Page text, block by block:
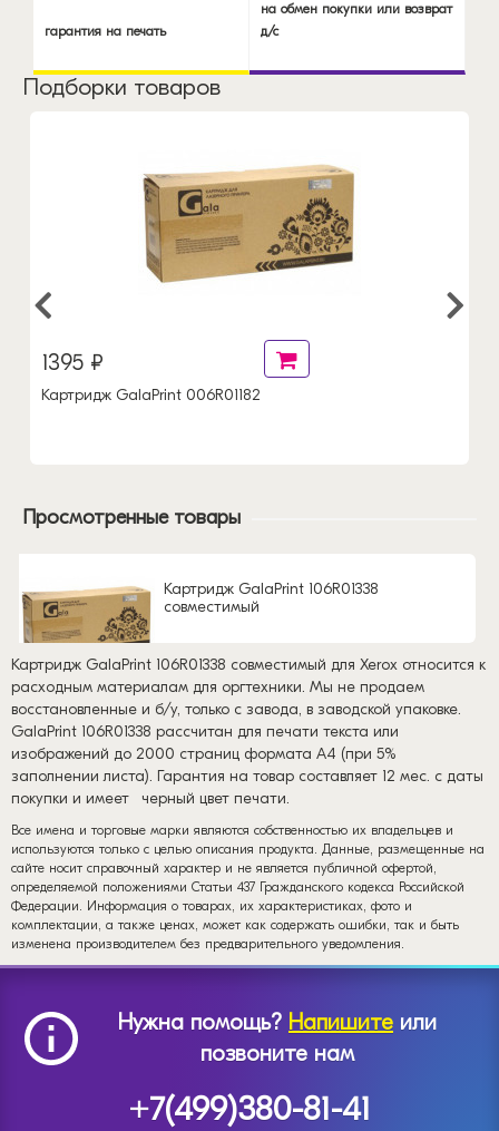
гарантия на печать
на обмен покупки или возврат
д/с
Подборки товаров
1395 ₽
Картридж GalaPrint 006R01182
Просмотренные товары
Картридж GalaPrint 106R01338
совместимый
Картридж GalaPrint 106R01338 совместимый для Xerox относится к
расходным материалам для оргтехники. Мы не продаем
восстановленные и б/у, только с завода, в заводской упаковке.
GalaPrint 106R01338 рассчитан для печати текста или
изображений до 2000 страниц формата А4 (при 5%
заполнении листа). Гарантия на товар составляет 12 мес. с даты
покупки и имеет
черный цвет печати.
Все имена и торговые марки являются собственностью их владельцев и
используются только с целью описания продукта. Данные, размещенные на
сайте носит справочный характер и не является публичной офертой,
определяемой положениями Статьи 437 Гражданского кодекса Российской
Федерации. Информация о товарах, их характеристиках, фото и
комплектации, а также ценах, может как содержать ошибки, так и быть
изменена производителем без предварительного уведомления.
Нужна помощь? Напишите или
позвоните нам
+7(499)380-81-41